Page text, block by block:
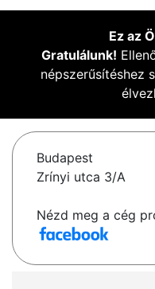
Ez az
Gratulálunk!
népszerűsítéshez
Budapest
Zrínyi utca 3/A
Nézd meg a cég